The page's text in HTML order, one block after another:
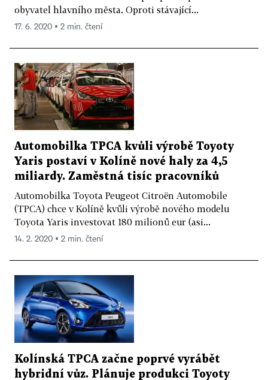
obyvatel hlavního města. Oproti stávající...
17. 6. 2020 ▪ 2 min. čtení
Automobilka TPCA kvůli výrobě Toyoty
Yaris postaví v Kolíně nové haly za 4,5
miliardy. Zaměstná tisíc pracovníků
Automobilka Toyota Peugeot Citroën Automobile
(TPCA) chce v Kolíně kvůli výrobě nového modelu
Toyota Yaris investovat 180 milionů eur (asi...
14. 2. 2020 ▪ 2 min. čtení
Kolínská TPCA začne poprvé vyrábět
hybridní vůz. Plánuje produkci Toyoty